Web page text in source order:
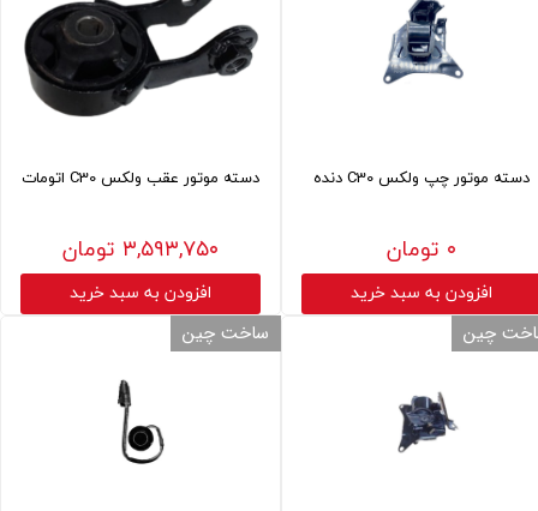
دسته موتور چپ ولکس C30 دنده
۰ تومان
افزودن به سبد خرید
دسته موتور عقب ولکس C30 اتومات
۳,۵۹۳,۷۵۰ تومان
افزودن به سبد خرید
چین ساخت چین